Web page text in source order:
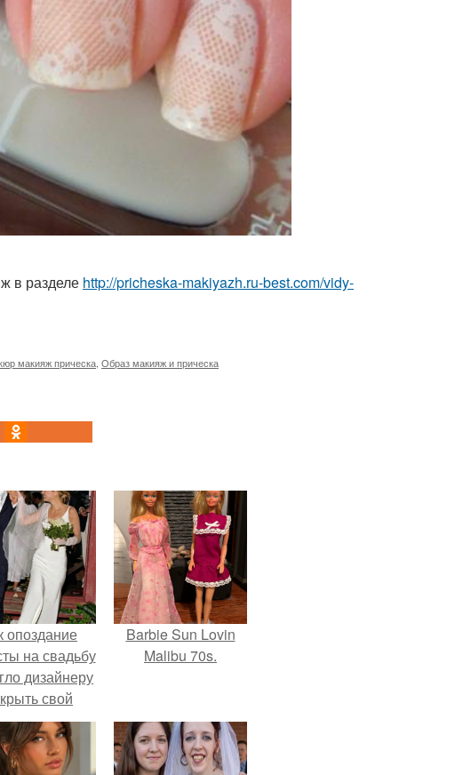
в разделе http://pricheska-makiyazh.ru-best.com/vidy-
макияж прическа Образ макияж и прическа
опоздание
на свадьбу
дизайнеру
свой
бренд.
Barbie Sun Lovin
Malibu 70s.